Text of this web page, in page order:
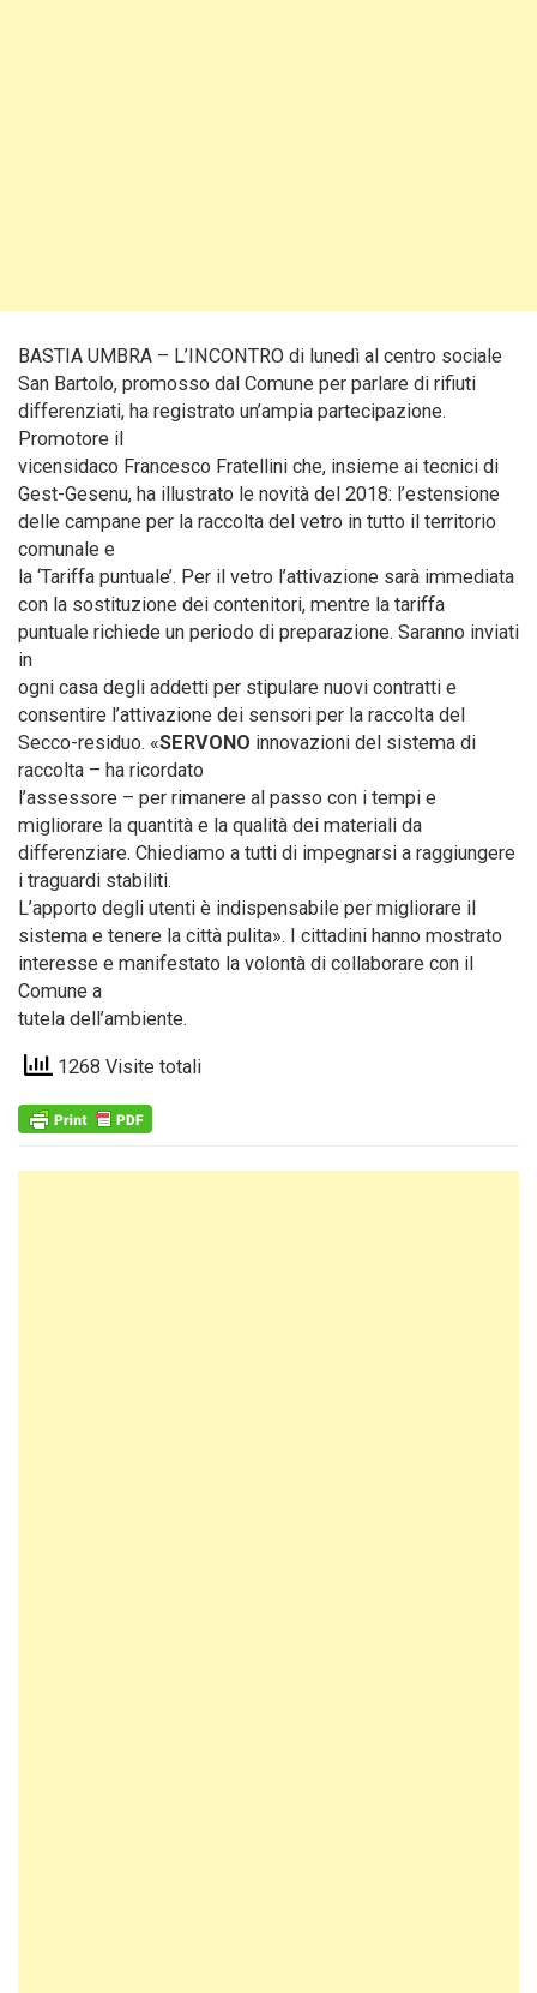
BASTIA UMBRA – L’INCONTRO di lunedì al centro sociale
San Bartolo, promosso dal Comune per parlare di rifiuti
differenziati, ha registrato un’ampia partecipazione.
Promotore il
vicensidaco Francesco Fratellini che, insieme ai tecnici di
Gest-Gesenu, ha illustrato le novità del 2018: l’estensione
delle campane per la raccolta del vetro in tutto il territorio
comunale e
la ‘Tariffa puntuale’. Per il vetro l’attivazione sarà immediata
con la sostituzione dei contenitori, mentre la tariffa
puntuale richiede un periodo di preparazione. Saranno inviati
in
ogni casa degli addetti per stipulare nuovi contratti e
consentire l’attivazione dei sensori per la raccolta del
Secco-residuo. «SERVONO innovazioni del sistema di
raccolta – ha ricordato
l’assessore – per rimanere al passo con i tempi e
migliorare la quantità e la qualità dei materiali da
differenziare. Chiediamo a tutti di impegnarsi a raggiungere
i traguardi stabiliti.
L’apporto degli utenti è indispensabile per migliorare il
sistema e tenere la città pulita». I cittadini hanno mostrato
interesse e manifestato la volontà di collaborare con il
Comune a
tutela dell’ambiente.
1268 Visite totali